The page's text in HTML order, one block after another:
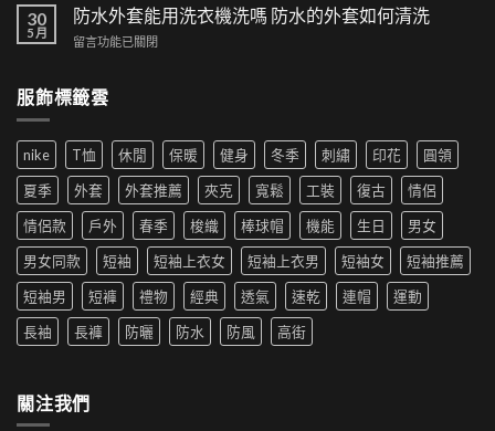
街
風
來
尚
革
新〉
中
時
尚！
工
短
褲
為
夏
季
新
寵〉
中
夫
帽
如
搭|
生
穿
搭
推
薦|
女
生
穿
推
薦〉
中
30
5 月
防水外套能用洗衣機洗嗎 防水的外套如何清洗
在
外
用
洗
衣
機
嗎
防
水
外
套
清
洗〉
留言功能已關閉
服飾標籤雲
nike T恤 休閒 保暖 健身 冬季 刺繡 印花
圓領
夏季
外套 外套推薦 夾克 寬鬆 工裝 復古
情侶
情侶款
戶外 春季 梭織 棒球帽 機能 生日
男女
男女同款
短袖 短袖上衣女 短袖上衣男 短袖女
短袖推薦
短袖男
短褲 禮物 經典 透氣 速乾 連帽
運動
長袖
長褲 防曬 防水 防風 高街
關注我們